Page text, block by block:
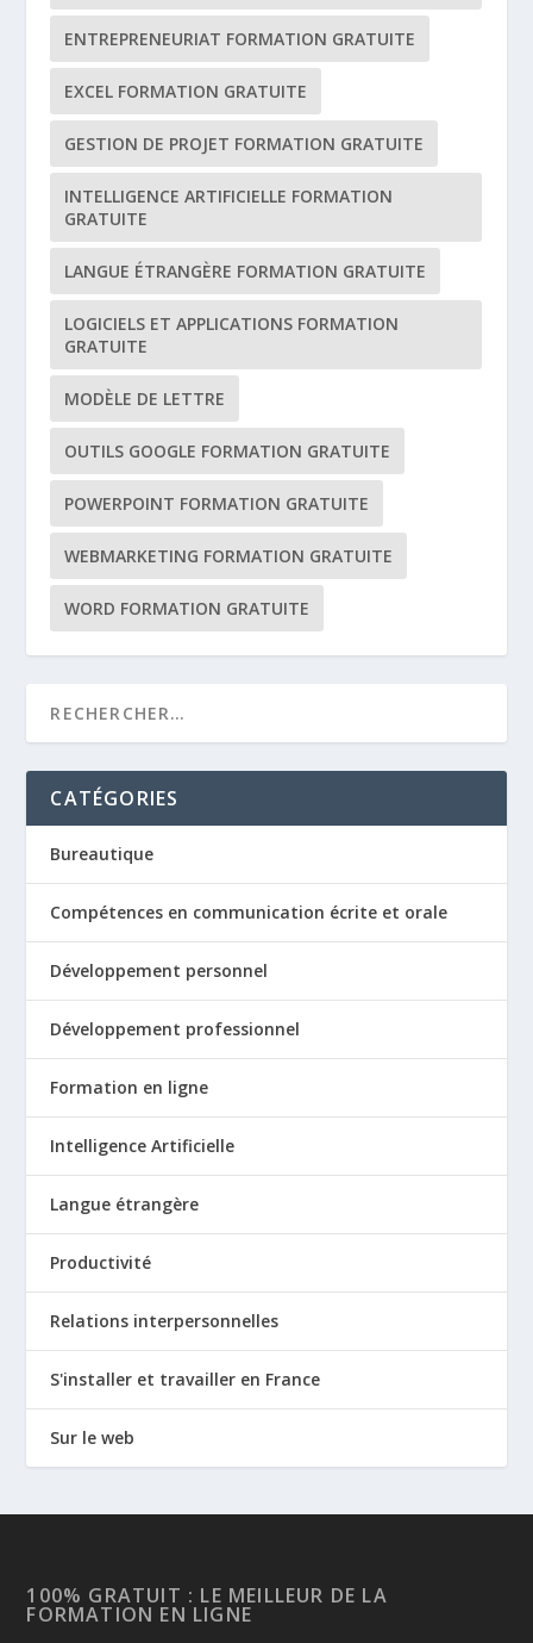
ENTREPRENEURIAT FORMATION GRATUITE
EXCEL FORMATION GRATUITE
GESTION DE PROJET FORMATION GRATUITE
INTELLIGENCE ARTIFICIELLE FORMATION
GRATUITE
LANGUE ÉTRANGÈRE FORMATION GRATUITE
LOGICIELS ET APPLICATIONS FORMATION
GRATUITE
MODÈLE DE LETTRE
OUTILS GOOGLE FORMATION GRATUITE
POWERPOINT FORMATION GRATUITE
WEBMARKETING FORMATION GRATUITE
WORD FORMATION GRATUITE
CATÉGORIES
Bureautique
Compétences en communication écrite et orale
Développement personnel
Développement professionnel
Formation en ligne
Intelligence Artificielle
Langue étrangère
Productivité
Relations interpersonnelles
S'installer et travailler en France
Sur le web
100% GRATUIT : LE MEILLEUR DE LA
FORMATION EN LIGNE